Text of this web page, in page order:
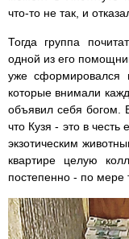
что-то не так, и
Тогда группа
одной из его
уже сформировался
которые внимали
объявил себя богом.
что Кузя - это в честь
экзотическим
квартире целую
постепенно - по мере